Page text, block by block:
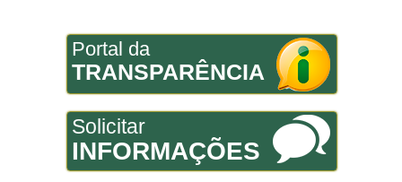
Portal da
TRANSPARÊNCIA
Solicitar
INFORMAÇÕES